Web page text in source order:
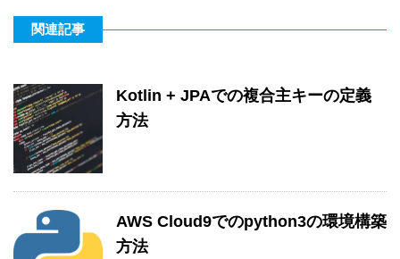
関連記事
Kotlin + JPAでの複合主キーの定義
方法
AWS Cloud9でのpython3の環境構築
方法